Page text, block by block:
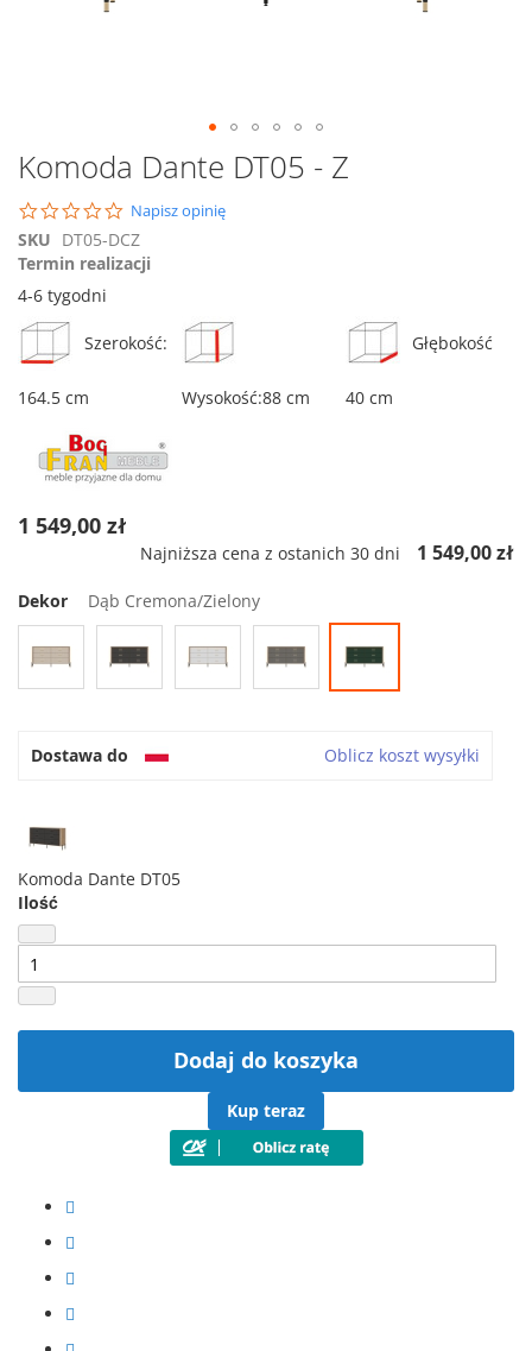
Przejdź
na
początek
galerii
Komoda Dante DT05 - Z
0.0
star
rating
Napisz opinię
SKU DT05-DCZ
Termin realizacji
4-6 tygodni
Szerokość:
164.5 cm Wysokość:88 cm
Głębokość
40 cm
1 549,00 zł
Najniższa cena z ostanich 30 dni 1 549,00 zł
Dekor Dąb Cremona/Zielony
Dostawa do Oblicz koszt wysyłki
Komoda Dante DT05
Ilość
Dodaj do koszyka
Kup teraz